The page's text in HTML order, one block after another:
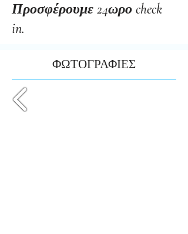
Προσφέρουμε 24ωρο check
in.
ΦΩΤΟΓΡΑΦΙΕΣ